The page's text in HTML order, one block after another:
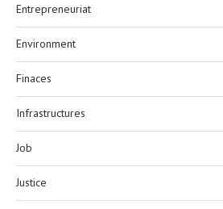
Entrepreneuriat
Environment
Finaces
Infrastructures
Job
Justice